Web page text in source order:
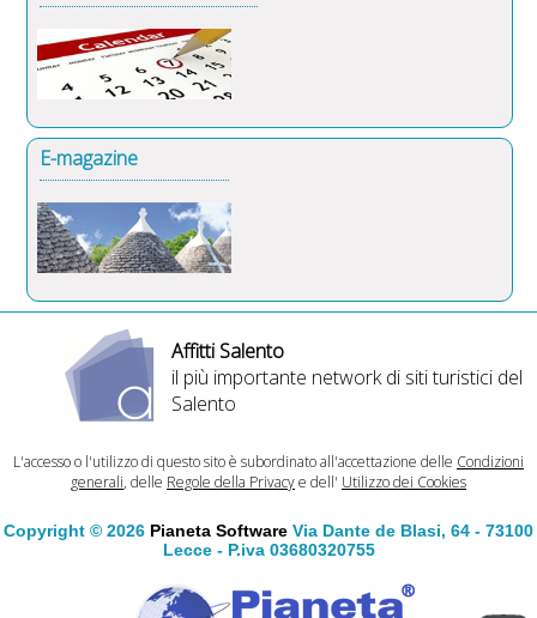
E-magazine
Affitti Salento
il più importante network di siti turistici del
Salento
L'accesso o l'utilizzo di questo sito è subordinato all'accettazione delle Condizioni
generali, delle Regole della Privacye dell' Utilizzo dei Cookies
Copyright © 2026 Pianeta Software Via Dante de Blasi, 64 - 73100
Lecce - P.iva 03680320755